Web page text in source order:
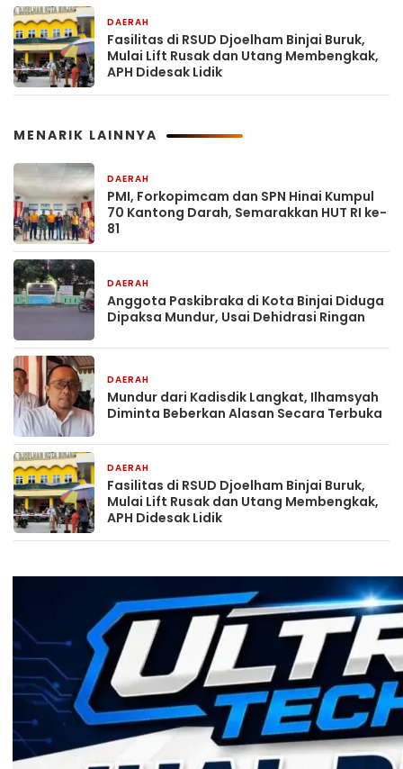
DAERAH
Fasilitas di RSUD Djoelham Binjai Buruk,
Mulai Lift Rusak dan Utang Membengkak,
APH Didesak Lidik
MENARIK LAINNYA
DAERAH
PMI, Forkopimcam dan SPN Hinai Kumpul
70 Kantong Darah, Semarakkan HUT RI ke-
81
DAERAH
Anggota Paskibraka di Kota Binjai Diduga
Dipaksa Mundur, Usai Dehidrasi Ringan
DAERAH
Mundur dari Kadisdik Langkat, Ilhamsyah
Diminta Beberkan Alasan Secara Terbuka
DAERAH
Fasilitas di RSUD Djoelham Binjai Buruk,
Mulai Lift Rusak dan Utang Membengkak,
APH Didesak Lidik